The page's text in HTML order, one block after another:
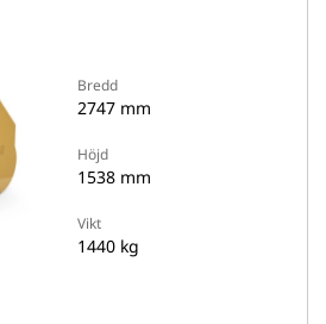
Bredd
2747 mm
Höjd
1538 mm
Vikt
1440 kg